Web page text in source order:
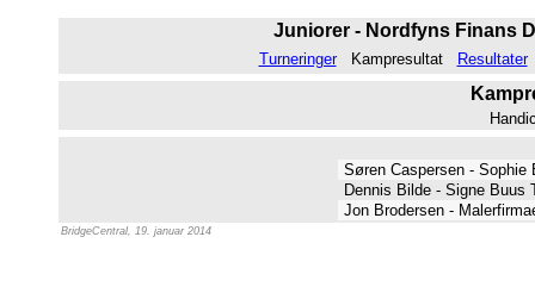
Juniorer - Nordfyns Finans
Turneringer Kampresultat Resultater
Søren Caspersen - Sophie
Dennis Bilde - Signe Buus
Jon Brodersen -
BridgeCentral, 19. januar 2014